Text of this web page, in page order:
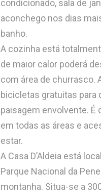
condicionado, sala de
aconchego nos dias
banho.
A cozinha está
de maior calor poderá
com área de churrasco.
bicicletas gratuitas para
paisagem envolvente. É
em todas as áreas e
estar.
A Casa D’Aldeia está
Parque Nacional da
montanha. Situa-se a